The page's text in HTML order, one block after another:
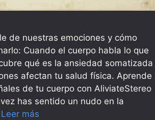
de nuestras emociones y cómo
Cuando el cuerpo habla lo que
qué es la ansiedad somatizada
afectan tu salud física. Aprende
de tu cuerpo con AliviateStereo
has sentido un nudo en la
Leer más